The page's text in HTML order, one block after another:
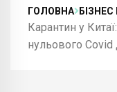
ГОЛОВНА
Карантин у
нульового Covid